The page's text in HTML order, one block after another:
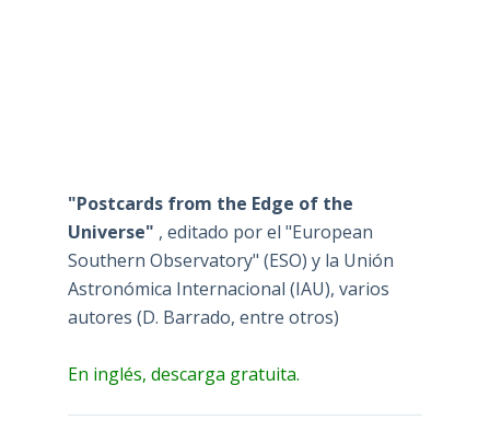
"Postcards from the Edge of the
Universe" , editado por el "European
Southern Observatory" (ESO) y la Unión
Astronómica Internacional (IAU), varios
autores (D. Barrado, entre otros)
En inglés, descarga gratuita.